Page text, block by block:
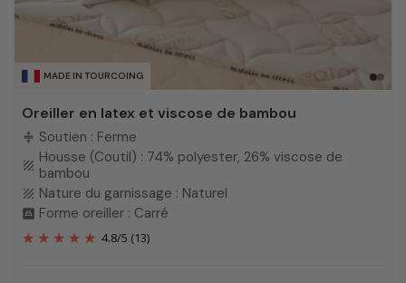
MADE IN TOURCOING
Oreiller en latex et viscose de bambou
compress Soutien : Ferme
texture Housse (Coutil) : 74% polyester, 26% viscose de
bambou
texture Nature du garnissage : Naturel
bedroom_child Forme oreiller : Carré
4.8/5 (13)